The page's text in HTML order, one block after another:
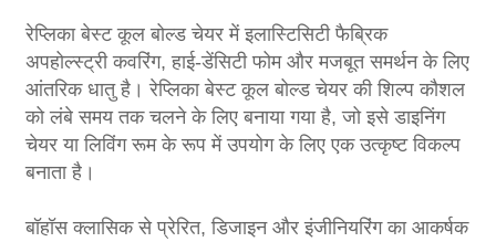
रेप्लिका बेस्ट कूल बोल्ड चेयर में इलास्टिसिटी फैब्रिक
अपहोल्स्ट्री कवरिंग, हाई-डेंसिटी फोम और मजबूत समर्थन के लिए
आंतरिक धातु है। रेप्लिका बेस्ट कूल बोल्ड चेयर की शिल्प कौशल
को लंबे समय तक चलने के लिए बनाया गया है, जो इसे डाइनिंग
चेयर या लिविंग रूम के रूप में उपयोग के लिए एक उत्कृष्ट विकल्प
बनाता है।
बॉहॉस क्लासिक से प्रेरित, डिजाइन और इंजीनियरिंग का आकर्षक